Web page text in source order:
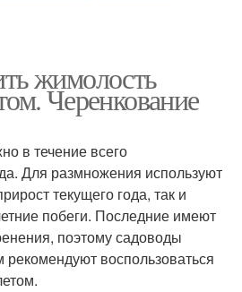
жимолость
Черенкование
в течение всего
Для размножения используют
текущего года, так и
побеги. Последние имеют
поэтому садоводы
воспользоваться